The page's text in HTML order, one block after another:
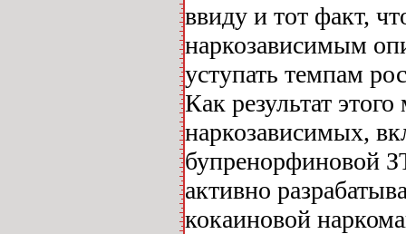
ввиду и тот факт,
наркозависимым
уступать темпам
Как результат
наркозависимых,
бупренорфиновой
активно
кокаиновой